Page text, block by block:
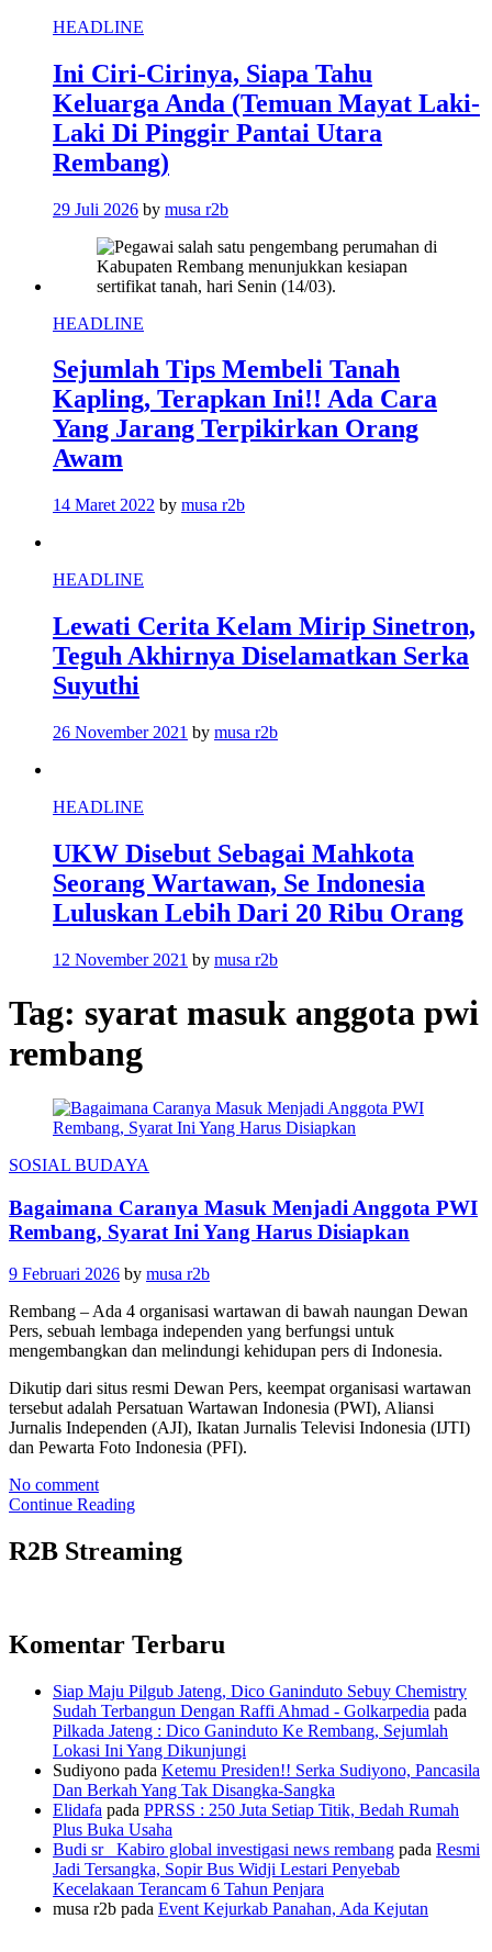
HEADLINE
Ini Ciri-Cirinya, Siapa Tahu
Keluarga Anda (Temuan Mayat Laki-
Laki Di Pinggir Pantai Utara
Rembang)
29 Juli 2026 by musa r2b
HEADLINE
Sejumlah Tips Membeli Tanah
Kapling, Terapkan Ini!! Ada Cara
Yang Jarang Terpikirkan Orang
Awam
14 Maret 2022 by musa r2b
HEADLINE
Lewati Cerita Kelam Mirip Sinetron,
Teguh Akhirnya Diselamatkan Serka
Suyuthi
26 November 2021 by musa r2b
HEADLINE
UKW Disebut Sebagai Mahkota
Seorang Wartawan, Se Indonesia
Luluskan Lebih Dari 20 Ribu Orang
12 November 2021 by musa r2b
Tag: syarat masuk anggota pwi
rembang
SOSIAL BUDAYA
Bagaimana Caranya Masuk Menjadi Anggota PWI
Rembang, Syarat Ini Yang Harus Disiapkan
9 Februari 2026 by musa r2b
Rembang – Ada 4 organisasi wartawan di bawah naungan Dewan
Pers, sebuah lembaga independen yang berfungsi untuk
mengembangkan dan melindungi kehidupan pers di Indonesia.
Dikutip dari situs resmi Dewan Pers, keempat organisasi wartawan
tersebut adalah Persatuan Wartawan Indonesia (PWI), Aliansi
Jurnalis Independen (AJI), Ikatan Jurnalis Televisi Indonesia (IJTI)
dan Pewarta Foto Indonesia (PFI).
No comment
Continue Reading
R2B Streaming
Komentar Terbaru
Siap Maju Pilgub Jateng, Dico Ganinduto Sebuy Chemistry
Sudah Terbangun Dengan Raffi Ahmad - Golkarpedia pada
Pilkada Jateng : Dico Ganinduto Ke Rembang, Sejumlah
Lokasi Ini Yang Dikunjungi
Sudiyono pada Ketemu Presiden!! Serka Sudiyono, Pancasila
Dan Berkah Yang Tak Disangka-Sangka
Elidafa pada PPRSS : 250 Juta Setiap Titik, Bedah Rumah
Plus Buka Usaha
Budi sr_ Kabiro global investigasi news rembang pada Resmi
Jadi Tersangka, Sopir Bus Widji Lestari Penyebab
Kecelakaan Terancam 6 Tahun Penjara
musa r2b pada Event Kejurkab Panahan, Ada Kejutan